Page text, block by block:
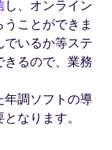
し、オンライン
ことができま
いるか等ステ
るので、業務
年調ソフトの導
なります。